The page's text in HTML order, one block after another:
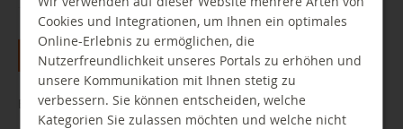
Alle Jan Feb Mar Apr Mai Jun
Aug
Sep Okt Nov Dez
Buchpräsentation: »Beyer’s Tinten sind die besten.«
Cookies und Integrationen, um Ihnen ein optimales
Online-Erlebnis zu ermöglichen, die
Nutzerfreundlichkeit unseres Portals zu erhöhen und
unsere Kommunikation mit Ihnen stetig zu
verbessern. Sie können entscheiden, welche
Kategorien Sie zulassen möchten und welche nicht